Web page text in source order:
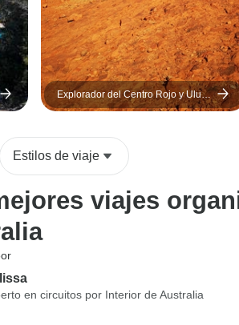
Explorador del Centro Rojo y Uluru
(9 destinations)
Estilos de viaje
viajes
en circuitos por Interior de Australia